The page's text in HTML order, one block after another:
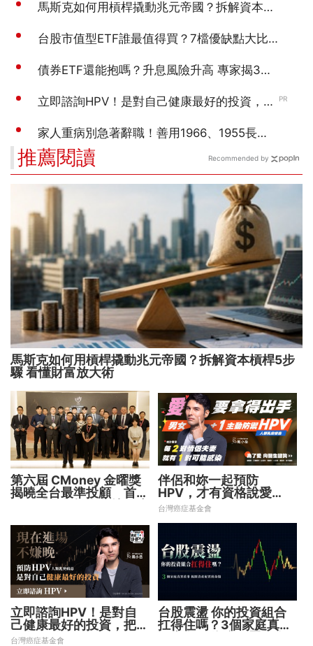
推薦閱讀
馬斯克如何用槓桿撬動兆元帝國？拆解資本槓桿5步
驟 看懂財富放大術
第六屆 CMoney 金曜獎
揭曉全台最準投顧 首度
下一代
伴侶和妳一起預防
HPV，才有資格說愛
妳！
台灣癌症基金會
立即諮詢HPV！是對自
己健康最好的投資，把握
現在不嫌晚！
台灣癌症基金會
台股震盪 你的投資組合
扛得住嗎？3個家庭真實
Recommended by